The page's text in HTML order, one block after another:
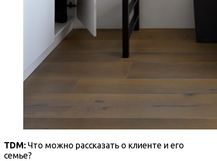
TDM: Что можно рассказать о клиенте и его
семье?